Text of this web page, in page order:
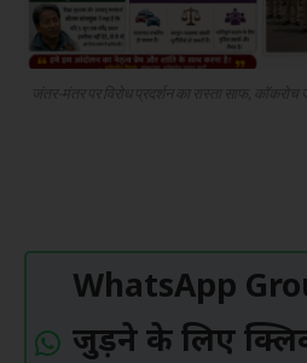
जंतर-मंतर पर विरोध प्रदर्शन का रास्ता साफ, कॉकरोच
WhatsApp
जुड़ने के लिए